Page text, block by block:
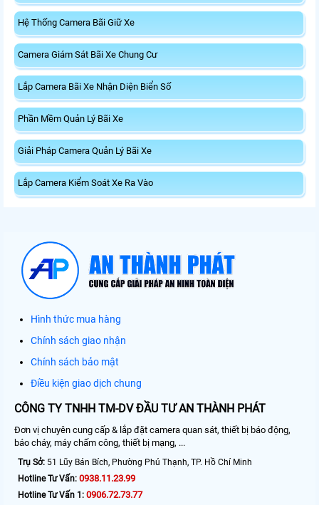
Hệ Thống Camera Bãi Giữ Xe
Camera Giám Sát Bãi Xe Chung Cư
Lắp Camera Bãi Xe Nhận Diện Biển Số
Phần Mềm Quản Lý Bãi Xe
Giải Pháp Camera Quản Lý Bãi Xe
Lắp Camera Kiểm Soát Xe Ra Vào
Hình thức mua hàng
Chính sách giao nhận
Chính sách bảo mật
Điều kiện giao dịch chung
CÔNG TY TNHH TM-DV ĐẦU TƯ AN THÀNH PHÁT
Đơn vị chuyên cung cấp & lắp đặt camera quan sát, thiết bị báo động,
báo cháy, máy chấm công, thiết bị mạng, ...
Trụ Sở: 51 Lũy Bán Bích, Phường Phú Thạnh, TP. Hồ Chí Minh
Hotline Tư Vấn: 0938.11.23.99
Hotline Tư Vấn 1: 0906.72.73.77